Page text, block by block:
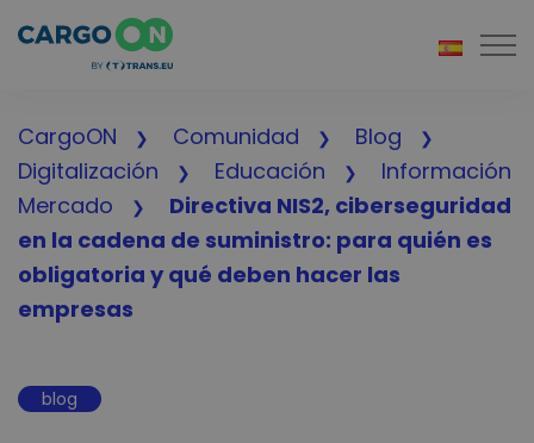
CargoON Comunidad
Blog
Digitalización
Educación
Información
Mercado
Directiva NIS2, ciberseguridad
en la cadena de suministro: para quién es
obligatoria y qué deben hacer las
empresas
blog